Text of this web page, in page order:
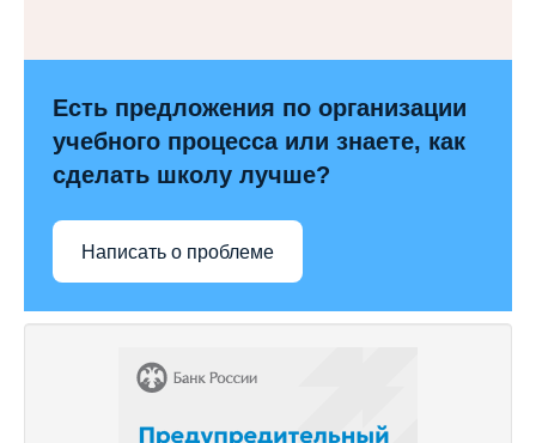
Есть предложения по организации
учебного процесса или знаете, как
сделать школу лучше?
Написать о проблеме